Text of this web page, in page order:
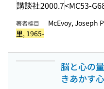
講談社2000.7<MC53-
著者標目 McEvoy, Joseph
里, 1965-
脳と心の
きあかす